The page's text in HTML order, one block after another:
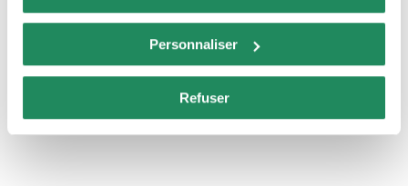
Personnaliser
Refuser